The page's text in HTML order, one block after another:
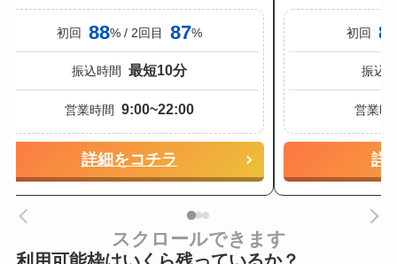
初回 88% / 2回目 87%
振込時間 最短10分
営業時間 9:00~22:00
詳細をコチラ
初回
振込
営業時
詳
スクロールできます